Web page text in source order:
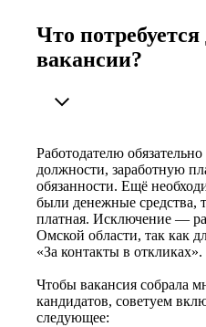
Что
вакансии?
Работодателю
должности, заработную
обязанности. Ещё
были денежные средства,
платная. Исключение —
Омской области, так как
«За контакты в откликах».
Чтобы вакансия собрала
кандидатов, советуем
следующее: